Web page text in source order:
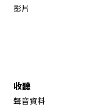
影片
收聽
聲音資料